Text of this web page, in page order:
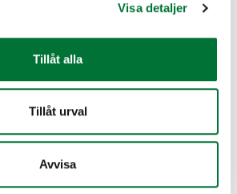
Visa detaljer
Tillåt alla
Tillåt urval
Avvisa
Kanadensisk